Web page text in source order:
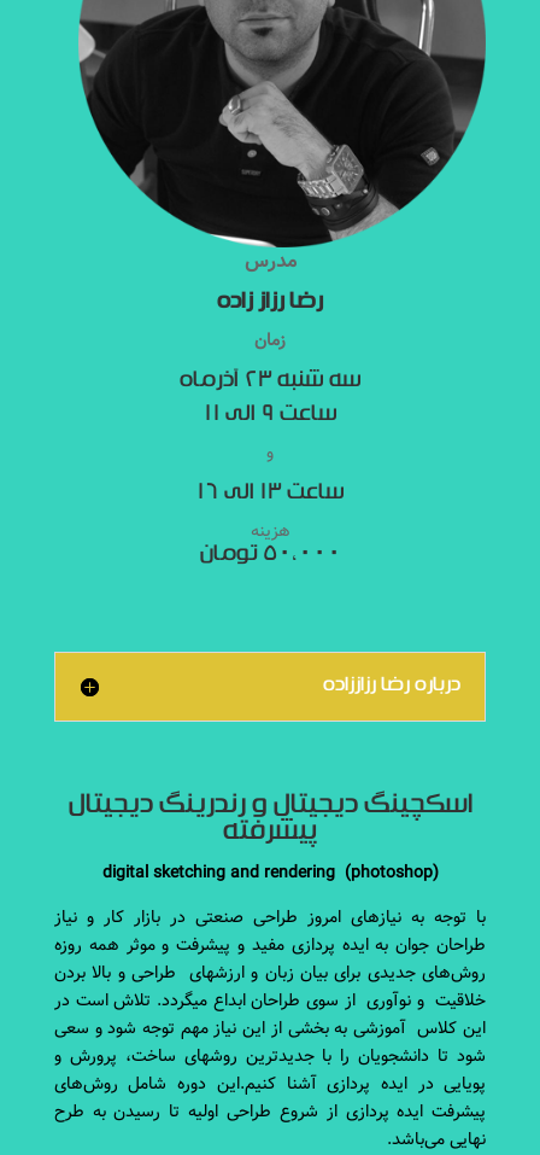
مدرس
رضا رزاز زاده
زمان
سه شنبه ۲۳ آذرماه
ساعت ۹ الی ۱۱
و
ساعت ۱۳ الی ۱۶
هزینه
۵۰،۰۰۰ تومان
درباره رضا رزاززاده
اسکچینگ دیجیتال و رندرینگ دیجیتال
پیشرفته
digital sketching and rendering (photoshop)
با توجه به نیازهای امروز طراحی صنعتی‌ در بازار کار و نیاز
طراحان جوان به ایده پردازی مفید و پیشرفت و موثر همه روزه
روش‌های جدیدی برای بیان زبان و ارزشهای طراحی و بالا بردن
خلاقیت و نوآوری از سوی طراحان ابداع میگردد. تلاش است در
این کلاس آموزشی‌ به بخشی از این نیاز مهم توجه شود و سعی‌
شود تا دانشجویان را با جدید‌ترین روشهای ساخت، پرورش و
پویایی در ایده پردازی آشنا کنیم.این دوره شامل روش‌های
پیشرفت ایده پردازی از شروع طراحی اولیه تا رسیدن به طرح
نهایی‌ می‌باشد.